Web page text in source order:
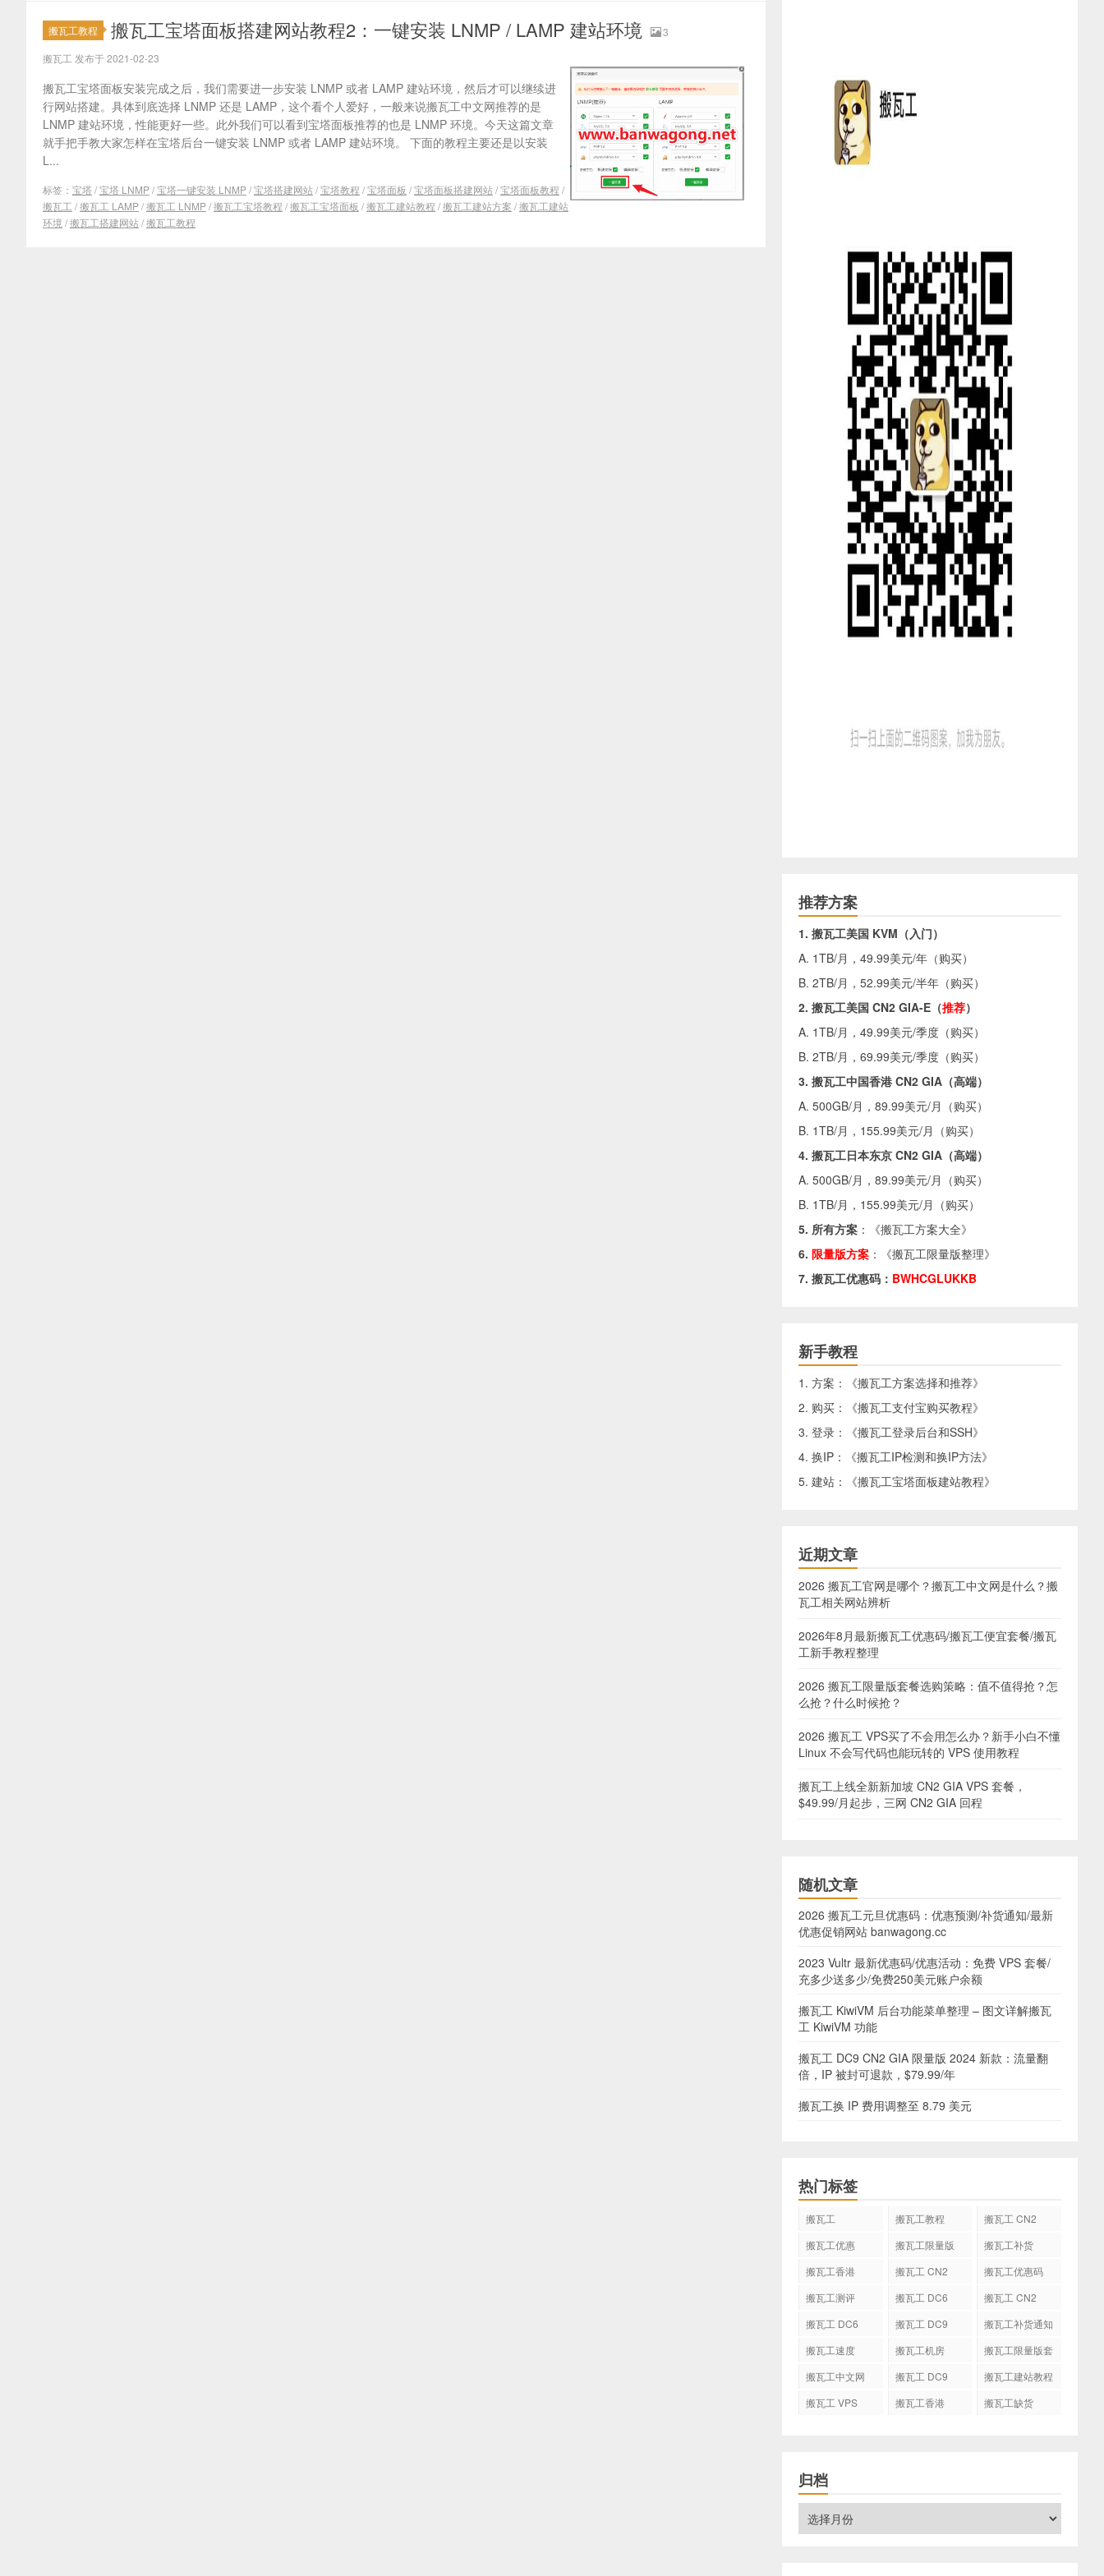
搬瓦工教程 搬瓦工宝塔面板搭建网站教程2：一键安装 LNMP / LAMP 建站环境
3
搬瓦工 发布于 2021-02-23
搬瓦工宝塔面板安装完成之后，我们需要进一步安装 LNMP 或者 LAMP 建站环境，然后才可以继续进
行网站搭建。具体到底选择 LNMP 还是 LAMP，这个看个人爱好，一般来说搬瓦工中文网推荐的是
LNMP 建站环境，性能更好一些。此外我们可以看到宝塔面板推荐的也是 LNMP 环境。今天这篇文章
就手把手教大家怎样在宝塔后台一键安装 LNMP 或者 LAMP 建站环境。 下面的教程主要还是以安装
L...
标签： 宝塔 /宝塔 LNMP/宝塔一键安装 LNMP/宝塔搭建网站/宝塔教程 /宝塔面板 /宝塔面板搭建网站/宝塔面板教程 /
搬瓦工 /搬瓦工 LAMP/搬瓦工 LNMP/搬瓦工宝塔教程 /搬瓦工宝塔面板 /搬瓦工建站教程 /搬瓦工建站方案 /搬瓦工建站
环境 /搬瓦工搭建网站/搬瓦工教程
推荐方案
1. 搬瓦工美国 KVM（入门）
A. 1TB/月，49.99美元/年（购买）
B. 2TB/月，52.99美元/半年（购买）
2. 搬瓦工美国 CN2 GIA-E（推荐）
A. 1TB/月，49.99美元/季度（购买）
B. 2TB/月，69.99美元/季度（购买）
3. 搬瓦工中国香港 CN2 GIA（高端）
A. 500GB/月，89.99美元/月（购买）
B. 1TB/月，155.99美元/月（购买）
4. 搬瓦工日本东京 CN2 GIA（高端）
A. 500GB/月，89.99美元/月（购买）
B. 1TB/月，155.99美元/月（购买）
5. 所有方案 ：《搬瓦工方案大全》
6. 限量版方案 ：《搬瓦工限量版整理》
7. 搬瓦工优惠码： BWHCGLUKKB
新手教程
1. 方案：《搬瓦工方案选择和推荐》
2. 购买：《搬瓦工支付宝购买教程》
3. 登录：《搬瓦工登录后台和SSH》
4. 换IP：《搬瓦工IP检测和换IP方法》
5. 建站：《搬瓦工宝塔面板建站教程》
近期文章
2026 搬瓦工官网是哪个？搬瓦工中文网是什么？搬
瓦工相关网站辨析
2026年8月最新搬瓦工优惠码/搬瓦工便宜套餐/搬瓦
工新手教程整理
2026 搬瓦工限量版套餐选购策略：值不值得抢？怎
么抢？什么时候抢？
2026 搬瓦工 VPS买了不会用怎么办？新手小白不懂
Linux 不会写代码也能玩转的 VPS 使用教程
搬瓦工上线全新新加坡 CN2 GIA VPS 套餐，
$49.99/月起步，三网 CN2 GIA 回程
随机文章
2026 搬瓦工元旦优惠码：优惠预测/补货通知/最新
优惠促销网站 banwagong.cc
2023 Vultr 最新优惠码/优惠活动：免费 VPS 套餐/
充多少送多少/免费250美元账户余额
搬瓦工 KiwiVM 后台功能菜单整理 – 图文详解搬瓦
工 KiwiVM 功能
搬瓦工 DC9 CN2 GIA 限量版 2024 新款：流量翻
倍，IP 被封可退款，$79.99/年
搬瓦工换 IP 费用调整至 8.79 美元
热门标签
搬瓦工 搬瓦工教程
搬瓦工 CN2
搬瓦工优惠 搬瓦工限量版
搬瓦工补货
搬瓦工香港
搬瓦工 CN2
搬瓦工优惠码
搬瓦工测评
搬瓦工 DC6
搬瓦工 CN2
搬瓦工 DC6
搬瓦工 DC9
搬瓦工补货通知
搬瓦工速度
搬瓦工机房
搬瓦工限量版套
搬瓦工中文网 搬瓦工 DC9
搬瓦工建站教程
搬瓦工 VPS
搬瓦工香港
搬瓦工缺货
归档